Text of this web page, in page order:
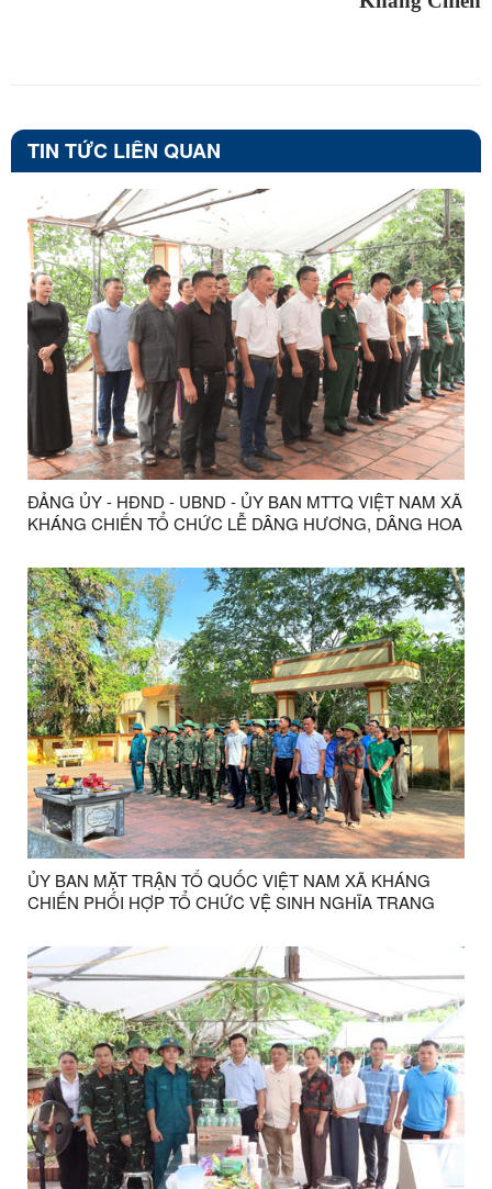
TIN TỨC LIÊN QUAN
ĐẢNG ỦY - HĐND - UBND - ỦY BAN MTTQ VIỆT NAM XÃ
KHÁNG CHIẾN TỔ CHỨC LỄ DÂNG HƯƠNG, DÂNG HOA
TRANG LIỆT SĨ BẢN TRẠI
ỦY BAN MẶT TRẬN TỔ QUỐC VIỆT NAM XÃ KHÁNG
CHIẾN PHỐI HỢP TỔ CHỨC VỆ SINH NGHĨA TRANG
MẪU XÁC ĐỊNH DANH TÍNH HÀI CỐT LIỆT SĨ